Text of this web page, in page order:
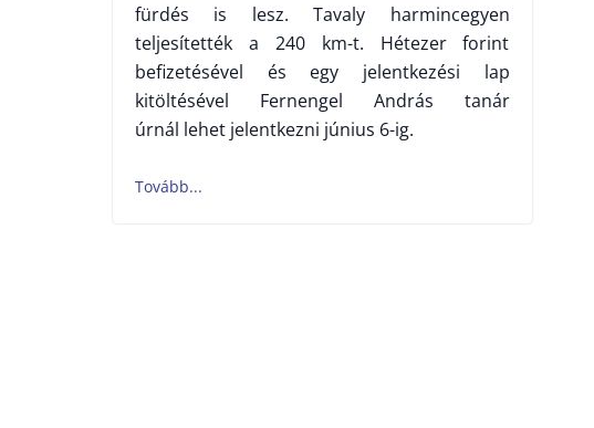
fürdés is lesz. Tavaly harmincegyen
teljesítették a 240 km-t. Hétezer forint
befizetésével és egy jelentkezési lap
kitöltésével Fernengel András tanár
úrnál lehet jelentkezni június 6-ig.